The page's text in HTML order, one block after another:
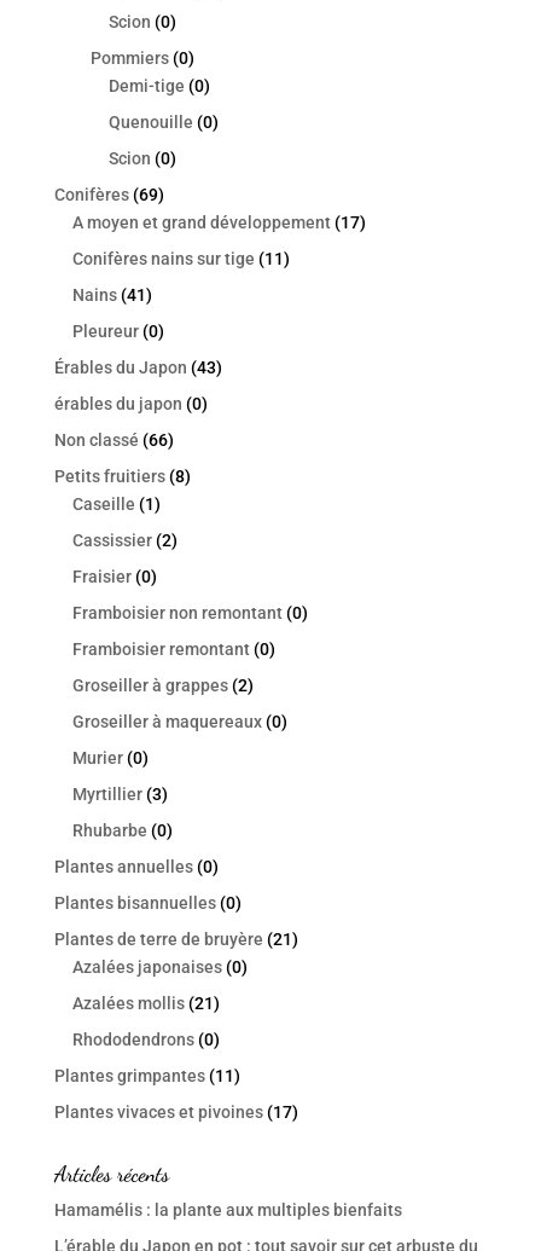
Scion (0)
Pommiers (0)
Demi-tige (0)
Quenouille (0)
Scion (0)
Conifères (69)
A moyen et grand développement (17)
Conifères nains sur tige (11)
Nains (41)
Pleureur (0)
Érables du Japon (43)
érables du japon (0)
Non classé (66)
Petits fruitiers (8)
Caseille (1)
Cassissier (2)
Fraisier (0)
Framboisier non remontant (0)
Framboisier remontant (0)
Groseiller à grappes (2)
Groseiller à maquereaux (0)
Murier (0)
Myrtillier (3)
Rhubarbe (0)
Plantes annuelles (0)
Plantes bisannuelles (0)
Plantes de terre de bruyère (21)
Azalées japonaises (0)
Azalées mollis (21)
Rhododendrons (0)
Plantes grimpantes (11)
Plantes vivaces et pivoines (17)
Articles récents
Hamamélis : la plante aux multiples bienfaits
L’érable du Japon en pot : tout savoir sur cet arbuste du